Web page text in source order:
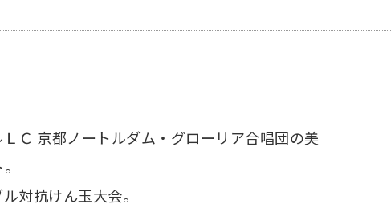
Ｃ 京都ノートルダム・グローリア合唱団の美
対抗けん玉大会。